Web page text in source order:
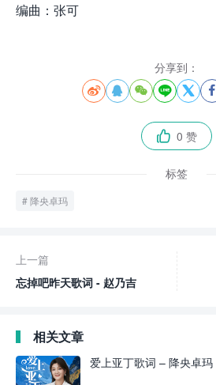
编曲：张可
分享到：
     
 0 赞
标签
降央卓玛
上一篇
忘掉吧昨天歌词 - 赵乃吉
相关文章
爱上亚丁歌词 – 降央卓玛